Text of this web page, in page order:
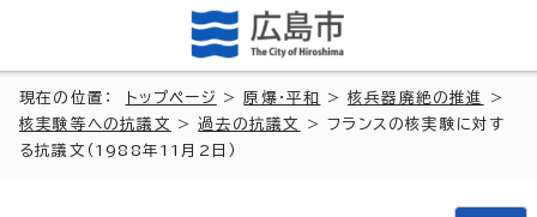
現在の位置： トップページ >原爆・平和 >核兵器廃絶の推進
>
核実験等への抗議文
>過去の抗議文
> フランスの核実験に対す
る抗議文（1988年11月2日）